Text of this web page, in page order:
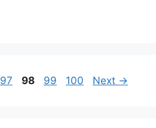
Page
97 Page
98 Page
99 Page
100 Next →